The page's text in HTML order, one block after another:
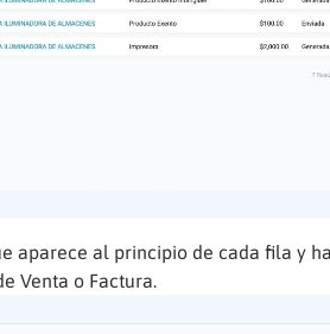
aparece al principio de cada fila y
Venta o Factura.